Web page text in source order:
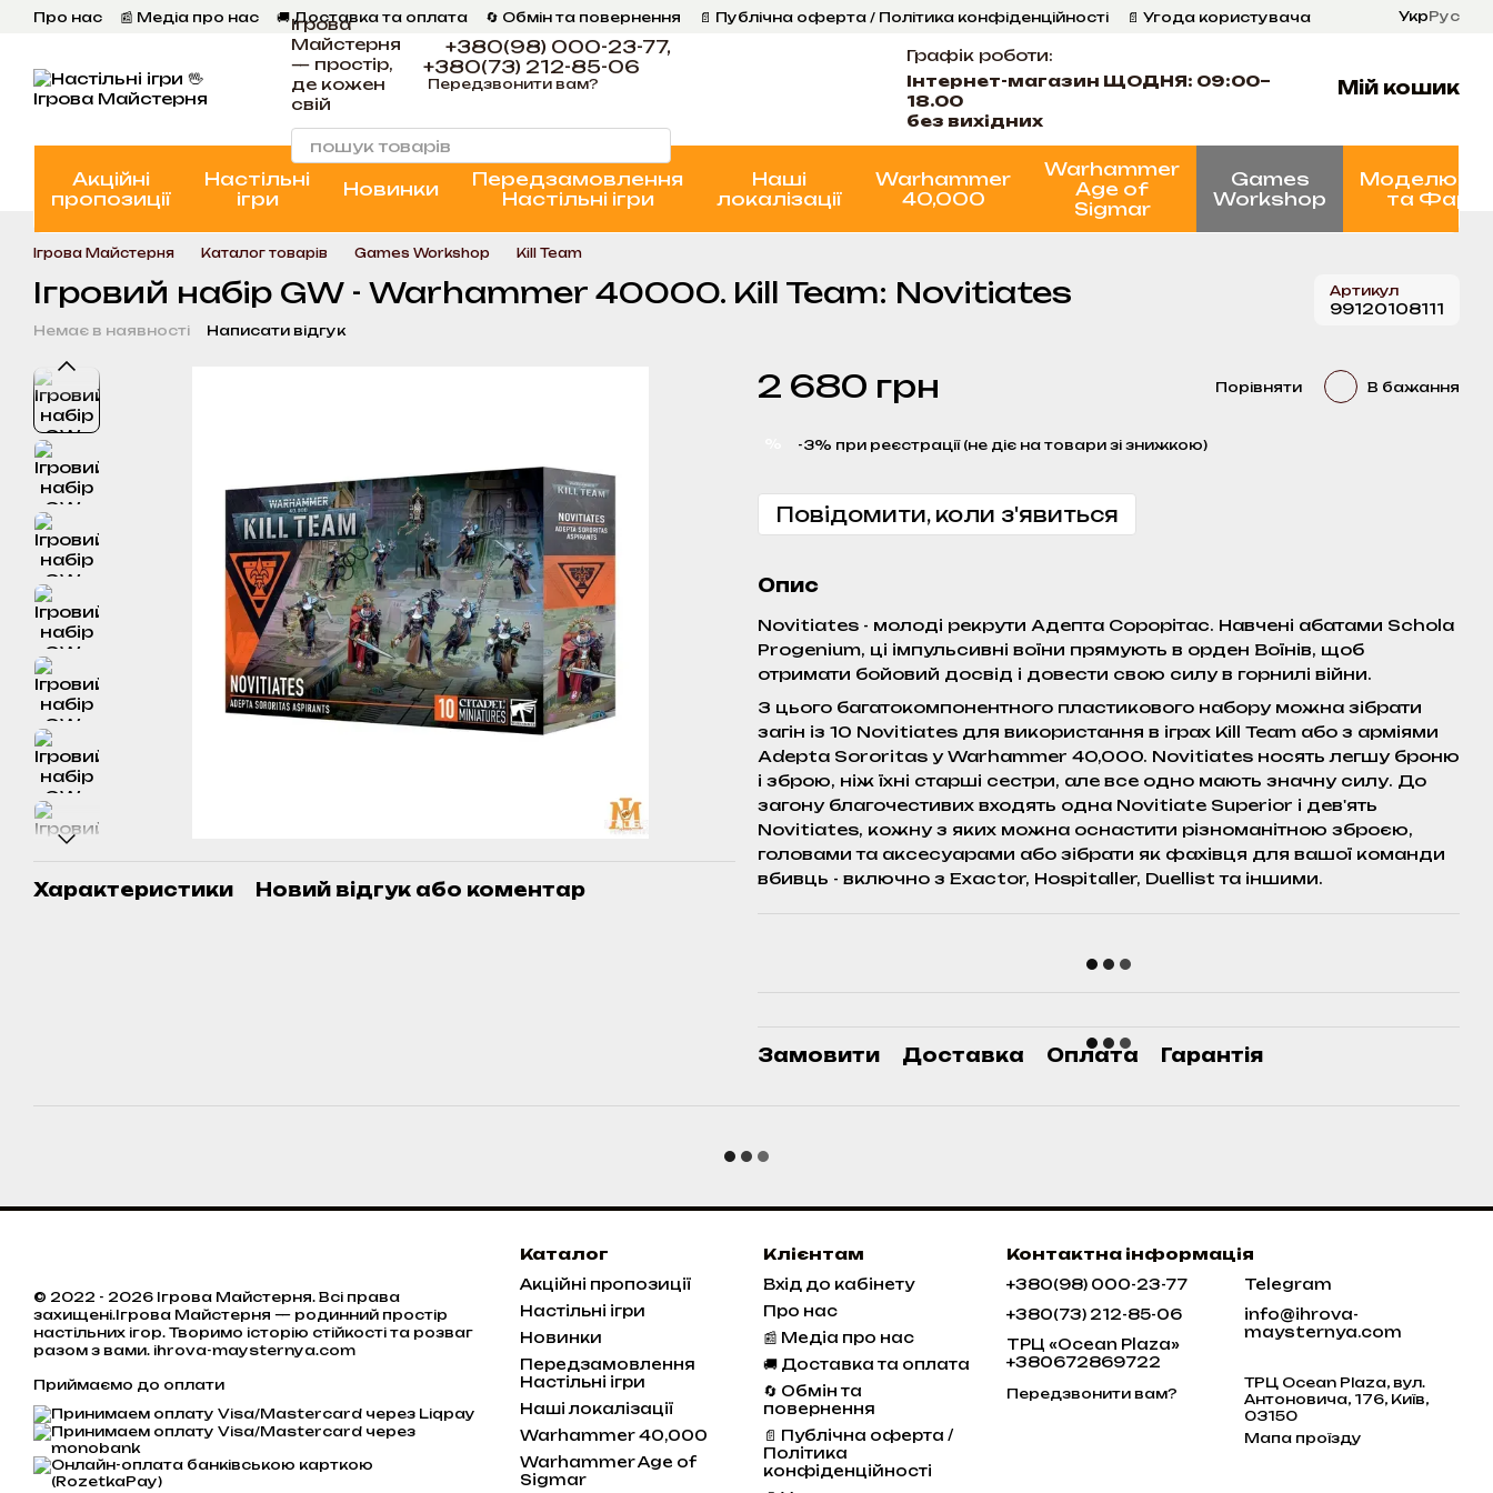
Перейти к основному контенту
Про нас 📰 Медіа про нас 🚚 Доставка та оплата 🔄 Обмін та повернення 📄 Публічна оферта / Політика конфіденційності
📄 Угода користувача
📞 Контакти Ігрова Майстерня Програма Лояльності
УкрРус
Ігрова
Майстерня
— простір,
де кожен
свій
+380(98) 000-23-77,
+380(73) 212-85-06
Передзвонити вам?
Графік роботи:
Інтернет-магазин ЩОДНЯ: 09:00–
18.00
без вихідних
Мій кошик
Акційні
пропозиції
Настільні
ігри
Новинки
Передзамовлення
Настільні ігри
Наші
локалізації
Warhammer
40,000
Warhammer
Age of
Sigmar
Games
Workshop
та
Ігрова Майстерня Каталог товарів Games Workshop Kill Team
Ігровий набір GW - Warhammer 40000. Kill Team: Novitiates Артикул
99120108111
Немає в наявності Написати відгук
Характеристики Новий відгук або коментар
2 680 грн Порівняти В бажання
-3% при реєстрації (не діє на товари зі знижкою)
Повідомити, коли з'явиться
Опис
Novitiates - молоді рекрути Адепта Сорорітас. Навчені абатами Schola
Progenium, ці імпульсивні воїни прямують в орден Воїнів, щоб
отримати бойовий досвід і довести свою силу в горнилі війни.
З цього багатокомпонентного пластикового набору можна зібрати
загін із 10 Novitiates для використання в іграх Kill Team або з арміями
Adepta Sororitas у Warhammer 40,000. Novitiates носять легшу броню
і зброю, ніж їхні старші сестри, але все одно мають значну силу. До
загону благочестивих входять одна Novitiate Superior і дев'ять
Novitiates, кожну з яких можна оснастити різноманітною зброєю,
головами та аксесуарами або зібрати як фахівця для вашої команди
вбивць - включно з Exactor, Hospitaller, Duellist та іншими.
Замовити Доставка Оплата Гарантія
© 2022 - 2026 Ігрова Майстерня. Всі права
захищені.Ігрова Майстерня — родинний простір
настільних ігор. Творимо історію стійкості та розваг
разом з вами. ihrova-maysternya.com
Приймаємо до оплати
Каталог
Акційні пропозиції
Настільні ігри
Новинки
Передзамовлення
Настільні ігри
Наші локалізації
Warhammer 40,000
Warhammer Age of
Sigmar
Клієнтам
Вхід до кабінету
Про нас
📰 Медіа про нас
🚚 Доставка та оплата
🔄 Обмін та
повернення
📄 Публічна оферта /
Політика
конфіденційності
Контактна інформація
+380(98) 000-23-77
+380(73) 212-85-06
ТРЦ «Ocean Plaza»
+380672869722
Передзвонити вам?
Telegram
info@ihrova-
maysternya.com
ТРЦ Ocean Plaza, вул.
Антоновича, 176, Київ,
03150
Мапа проїзду